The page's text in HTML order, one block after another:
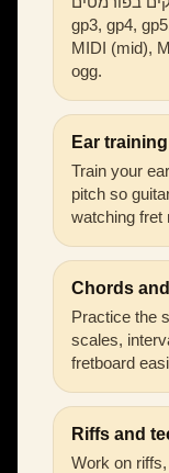
gp3, gp4,
MIDI (mid),
ogg.
Ear training
Train your
pitch so
watching fret
Chords
Practice the
scales,
fretboard
Riffs and
Work on